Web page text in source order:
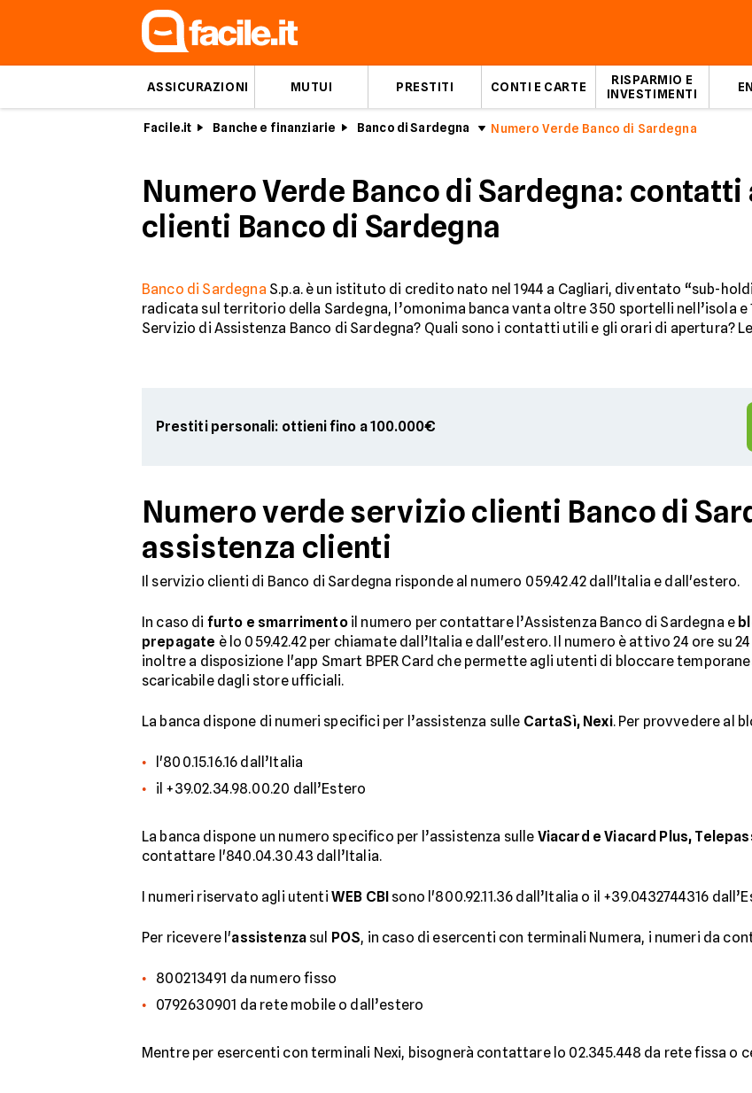
ASSICURAZIONI MUTUI PRESTITI CONTI E CARTE
RISPARMIO E
INVESTIMENTI
Facile.it Banche e finanziarie Banco di Sardegna Numero Verde Banco di Sardegna
Numero Verde Banco di Sardegna:
clienti Banco di Sardegna
Banco di Sardegna S.p.a. è un istituto di credito nato nel 1944 a Cagliari, diventato “sub-
radicata sul territorio della Sardegna, l’omonima banca vanta oltre 350 sportelli nell’isola e
Servizio di Assistenza Banco di Sardegna? Quali sono i contatti utili e gli orari di apertura?
Prestiti personali: ottieni fino a 100.000€
Numero verde servizio clienti Banco di
assistenza clienti
Il servizio clienti di Banco di Sardegna risponde al numero 059.42.42 dall'Italia e dall'estero.
In caso di furto e smarrimentoil numero per contattare l’Assistenza Banco di Sardegna e
prepagate è lo 059.42.42 per chiamate dall’Italia e dall'estero. Il numero è attivo 24 ore su
inoltre a disposizione l'app Smart BPER Card che permette agli utenti di bloccare
scaricabile dagli store ufficiali.
La banca dispone di numeri specifici per l’assistenza sulle CartaSì, Nexi. Per provvedere al
l'800.15.16.16 dall’Italia
il +39.02.34.98.00.20 dall’Estero
La banca dispone un numero specifico per l’assistenza sulle Viacard e Viacard Plus,
contattare l'840.04.30.43 dall’Italia.
I numeri riservato agli utenti WEB CBI sono l'800.92.11.36 dall’Italia o il +39.0432744316
Per ricevere l'assistenza sul POS, in caso di esercenti con terminali Numera, i numeri da
800213491 da numero fisso
0792630901 da rete mobile o dall’estero
Mentre per esercenti con terminali Nexi, bisognerà contattare lo 02.345.448 da rete fissa o